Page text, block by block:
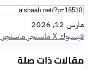
مارس 12, 2026
فيسبوك‫Xماسنجر ماسنجر
مقالات ذات صلة